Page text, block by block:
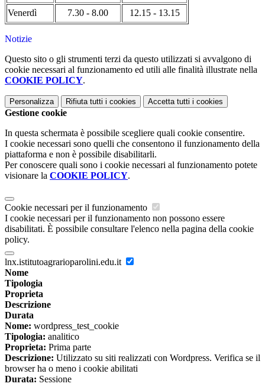
Venerdì
7.30 - 8.00 12.15 - 13.15
Notizie
Questo sito o gli strumenti terzi da questo utilizzati si avvalgono di
cookie necessari al funzionamento ed utili alle finalità illustrate nella
COOKIE POLICY.
Personalizza Rifiuta tutti i cookies Accetta tutti i cookies
Gestione cookie
In questa schermata è possibile scegliere quali cookie consentire.
I cookie necessari sono quelli che consentono il funzionamento della
piattaforma e non è possibile disabilitarli.
Per conoscere quali sono i cookie necessari al funzionamento potete
visionare la COOKIE POLICY.
Cookie necessari per il funzionamento
I cookie necessari per il funzionamento non possono essere
disabilitati. È possibile consultare l'elenco nella pagina della cookie
policy.
lnx.istitutoagrarioparolini.edu.it
Nome
Tipologia
Proprieta
Descrizione
Durata
Nome: wordpress_test_cookie
Tipologia: analitico
Proprieta: Prima parte
Descrizione: Utilizzato su siti realizzati con Wordpress. Verifica se il
browser ha o meno i cookie abilitati
Durata: Sessione